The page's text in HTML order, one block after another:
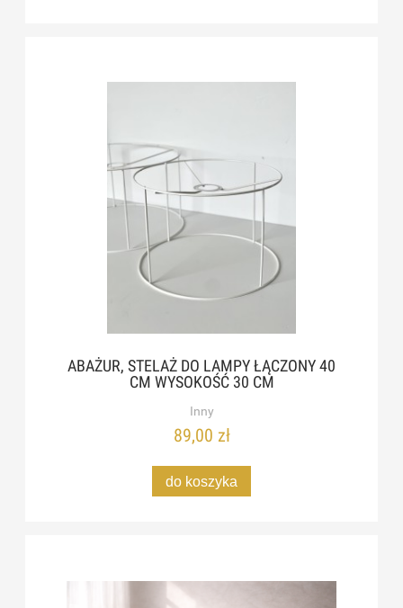
ABAŻUR, STELAŻ DO LAMPY ŁĄCZONY 40
CM WYSOKOŚĆ 30 CM
Inny
89,00 zł
do koszyka